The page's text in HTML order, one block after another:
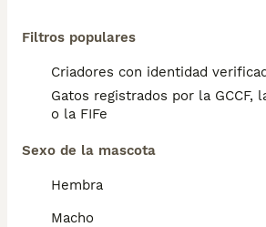
Filtros populares
Criadores con identidad
Gatos registrados por la GCCF,
o la FIFe
Sexo de la mascota
Hembra
Macho